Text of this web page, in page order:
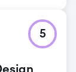
auf
Zahlen
180.000
5